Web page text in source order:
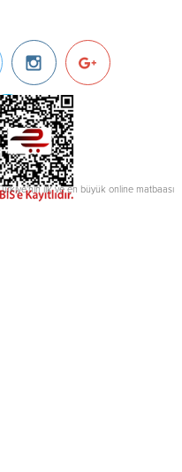
ilk ve en büyük online matbaası